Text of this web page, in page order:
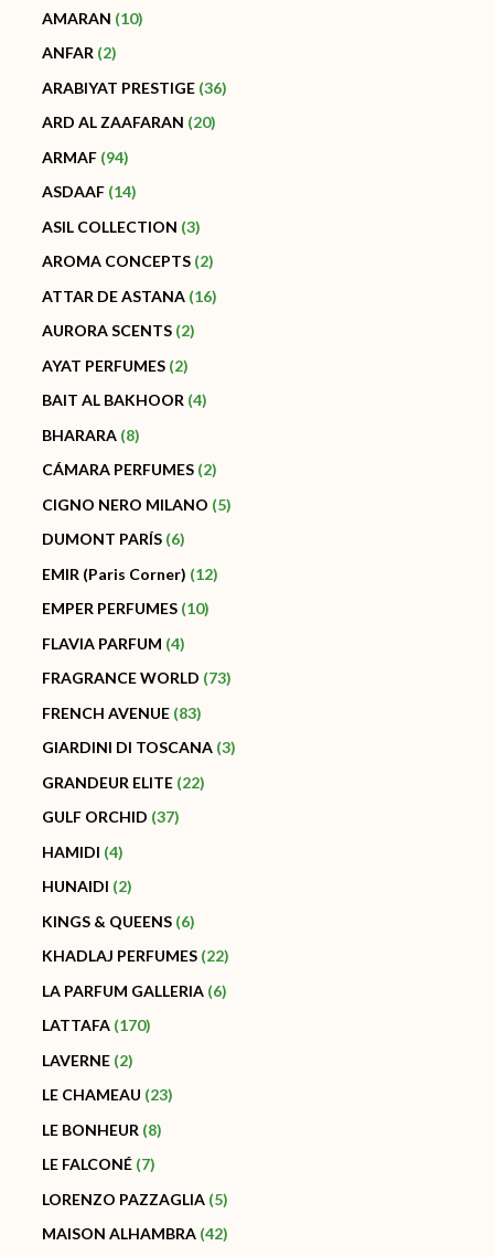
AMARAN 10
ANFAR 2
ARABIYAT PRESTIGE 36
ARD AL ZAAFARAN 20
ARMAF 94
ASDAAF 14
ASIL COLLECTION 3
AROMA CONCEPTS 2
ATTAR DE ASTANA 16
AURORA SCENTS 2
AYAT PERFUMES 2
BAIT AL BAKHOOR 4
BHARARA 8
CÁMARA PERFUMES 2
CIGNO NERO MILANO 5
DUMONT PARÍS 6
EMIR (Paris Corner) 12
EMPER PERFUMES 10
FLAVIA PARFUM 4
FRAGRANCE WORLD 73
FRENCH AVENUE 83
GIARDINI DI TOSCANA 3
GRANDEUR ELITE 22
GULF ORCHID 37
HAMIDI 4
HUNAIDI 2
KINGS & QUEENS 6
KHADLAJ PERFUMES 22
LA PARFUM GALLERIA 6
LATTAFA 170
LAVERNE 2
LE CHAMEAU 23
LE BONHEUR 8
LE FALCONÉ 7
LORENZO PAZZAGLIA 5
MAISON ALHAMBRA 42